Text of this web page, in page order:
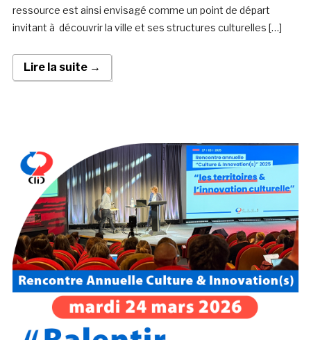
ressource est ainsi envisagé comme un point de départ
invitant à découvrir la ville et ses structures culturelles […]
Lire la suite →